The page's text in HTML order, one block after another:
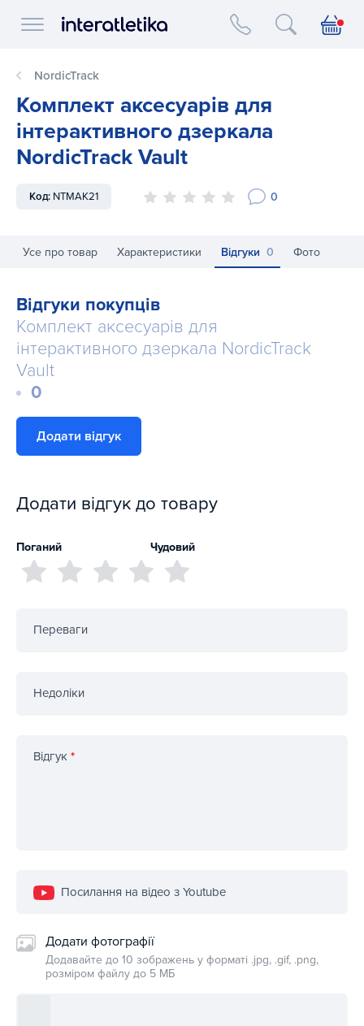
Interatletika logo
NordicTrack
Комплект аксесуарів для
інтерактивного дзеркала
NordicTrack Vault
Код: NTMAK21 0
Усе про товар Характеристики Відгуки 0 Фото
Відгуки покупців
Комплект аксесуарів для
інтерактивного дзеркала NordicTrack
Vault
0
Додати відгук
Додати відгук до товару
Поганий Чудовий
Переваги
Недоліки
Відгук *
Посилання на відео з Youtube
Додати фотографії
Додавайте до 10 зображень у форматі .jpg, .gif, .png,
розміром файлу до 5 МБ